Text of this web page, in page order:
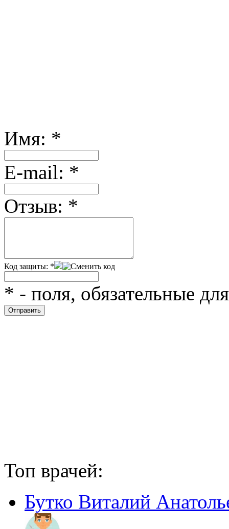
Имя: *
Е-mail: *
Отзыв: *
Код защиты: *
* - поля, обязательные
Топ врачей:
Бутко Виталий